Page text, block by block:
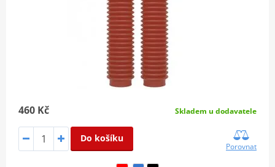
460 Kč Skladem u dodavatele
Do košíku
Porovnat